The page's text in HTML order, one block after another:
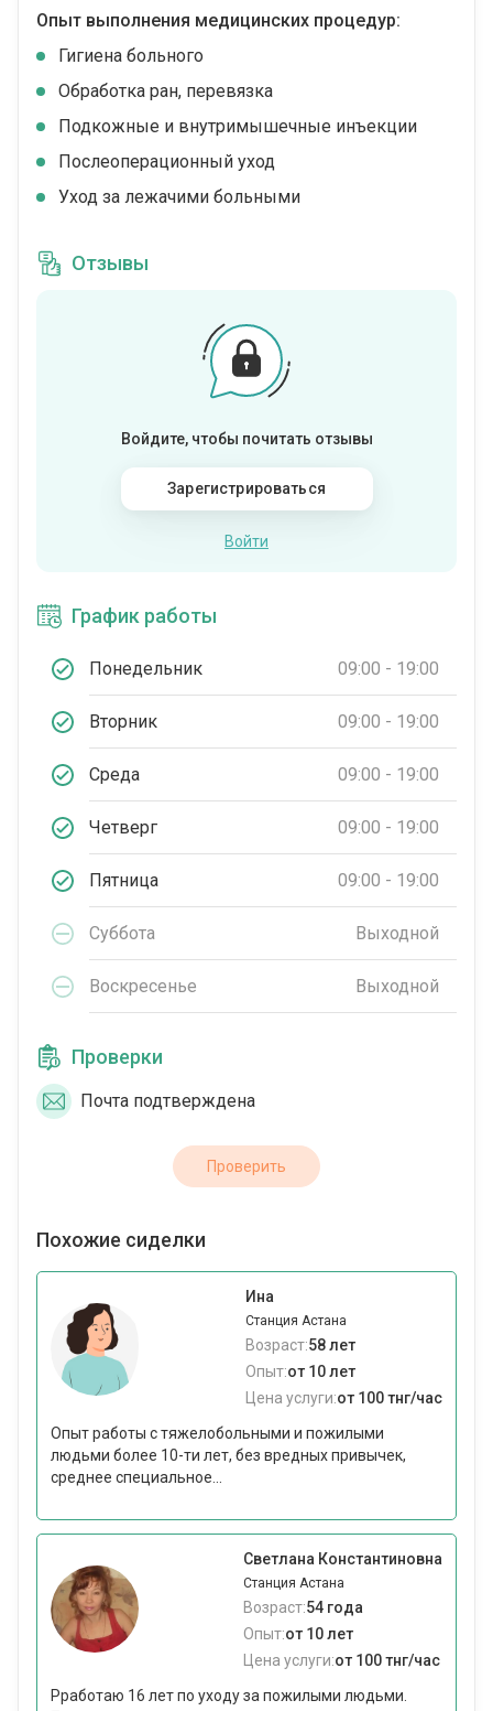
Опыт выполнения медицинских процедур:
Гигиена больного
Обработка ран, перевязка
Подкожные и внутримышечные инъекции
Послеоперационный уход
Уход за лежачими больными
Отзывы
Войдите, чтобы почитать отзывы
Зарегистрироваться
Войти
График работы
Понедельник 09:00 - 19:00
Вторник 09:00 - 19:00
Среда 09:00 - 19:00
Четверг 09:00 - 19:00
Пятница 09:00 - 19:00
Суббота Выходной
Воскресенье Выходной
Проверки
Почта подтверждена
Проверить
Похожие сиделки
Ина
Станция Астана
Возраст:58 лет
Опыт:от 10 лет
Цена услуги:от 100 тнг/час
Опыт работы с тяжелобольными и пожилыми
людьми более 10-ти лет, без вредных привычек,
среднее специальное...
Светлана Константиновна
Станция Астана
Возраст:54 года
Опыт:от 10 лет
Цена услуги:от 100 тнг/час
Рработаю 16 лет по уходу за пожилыми людьми.